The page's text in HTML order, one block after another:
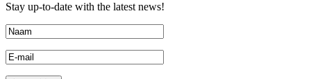
Stay up-to-date with the latest news!